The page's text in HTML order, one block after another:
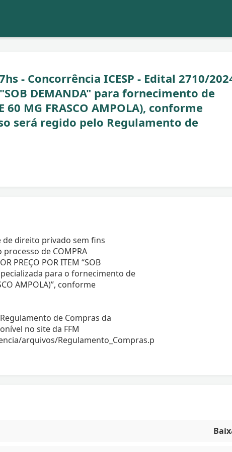
- Concorrência ICESP - Edital 2710/
DEMANDA" para fornecimento de
60 MG FRASCO AMPOLA), conforme
será regido pelo Regulamento de
de direito privado sem fins
de COMPRA
PREÇO POR ITEM “SOB
para o fornecimento de
AMPOLA)”, conforme
de Compras da
no site da FFM
arquivos/Regulamento_Compras.p